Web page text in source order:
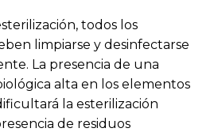
todos los
limpiarse y desinfectarse
La presencia de una
alta en los elementos
la esterilización
de residuos